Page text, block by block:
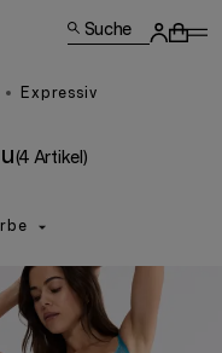
Suche
Expressiv
(4 Artikel)